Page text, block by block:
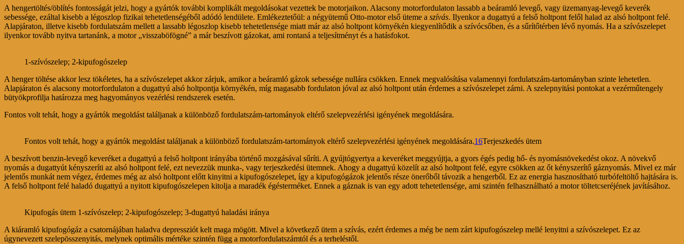
A hengertöltés/öblítés fontosságát jelzi, hogy a gyártók további komplikált megoldásokat vezettek be motorjaikon. Alacsony motorfordulaton lassabb a beáramló levegő, vagy üzemanyag-levegő keverék
sebessége, ezáltal kisebb a légoszlop fizikai tehetetlenségéből adódó lendülete. Emlékeztetőül: a négyütemű Otto-motor első üteme a szívás. Ilyenkor a dugattyú a felső holtpont felől halad az alsó holtpont felé.
Alapjáraton, illetve kisebb fordulatszám mellett a lassabb légoszlop kisebb tehetetlensége miatt már az alsó holtpont környékén kiegyenlítődik a szívócsőben, és a sűrítőtérben lévő nyomás. Ha a szívószelepet
ilyenkor tovább nyitva tartanánk, a motor „visszaböfögné” a már beszívott gázokat, ami rontaná a teljesítményt és a hatásfokot.
1-szívószelep; 2-kipufogószelep
A henger töltése akkor lesz tökéletes, ha a szívószelepet akkor zárjuk, amikor a beáramló gázok sebessége nullára csökken. Ennek megvalósítása valamennyi fordulatszám-tartományban szinte lehetetlen.
Alapjáraton és alacsony motorfordulaton a dugattyú alsó holtpontja környékén, míg magasabb fordulaton jóval az alsó holtpont után érdemes a szívószelepet zárni. A szelepnyitási pontokat a vezérműtengely
bütyökprofilja határozza meg hagyományos vezérlési rendszerek esetén.
Fontos volt tehát, hogy a gyártók megoldást találjanak a különböző fordulatszám-tartományok eltérő szelepvezérlési igényének megoldására.
Fontos volt tehát, hogy a gyártók megoldást találjanak a különböző fordulatszám-tartományok eltérő szelepvezérlési igényének megoldására.16Terjeszkedés ütem
A beszívott benzin-levegő keveréket a dugattyú a felső holtpont irányába történő mozgásával sűríti. A gyújtógyertya a keveréket meggyújtja, a gyors égés pedig hő- és nyomásnövekedést okoz. A növekvő
nyomás a dugattyút kényszeríti az alsó holtpont felé, ezt nevezzük munka-, vagy terjeszkedési ütemnek. Ahogy a dugattyú közelít az alsó holtpont felé, egyre csökken az őt kényszerítő gáznyomás. Mivel ez már
jelentős munkát nem végez, érdemes még az alsó holtpont előtt kinyitni a kipufogószelepet, így a kipufogógázok jelentős része önerőből távozik a hengerből. Ez az energia hasznosítható turbófeltöltő hajtására is.
A felső holtpont felé haladó dugattyú a nyitott kipufogószelepen kitolja a maradék égésterméket. Ennek a gáznak is van egy adott tehetetlensége, ami szintén felhasználható a motor töltetcseréjének javításához.
Kipufogás ütem 1-szívószelep; 2-kipufogószelep; 3-dugattyú haladási iránya
A kiáramló kipufogógáz a csatornájában haladva depressziót kelt maga mögött. Mivel a következő ütem a szívás, ezért érdemes a még be nem zárt kipufogószelep mellé lenyitni a szívószelepet. Ez az
úgynevezett szelepösszenyitás, melynek optimális mértéke szintén függ a motorfordulatszámtól és a terheléstől.